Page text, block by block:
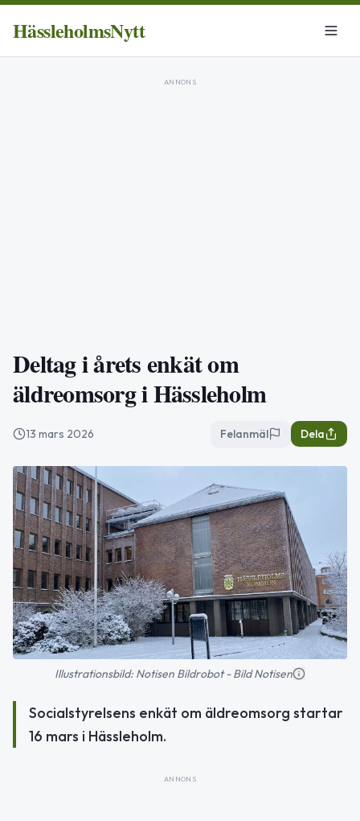
HässleholmsNytt
ANNONS
Deltag i årets enkät om
äldreomsorg i Hässleholm
13 mars 2026 Felanmäl Dela
Illustrationsbild: Notisen Bildrobot - Bild Notisen
Socialstyrelsens enkät om äldreomsorg startar
16 mars i Hässleholm.
ANNONS